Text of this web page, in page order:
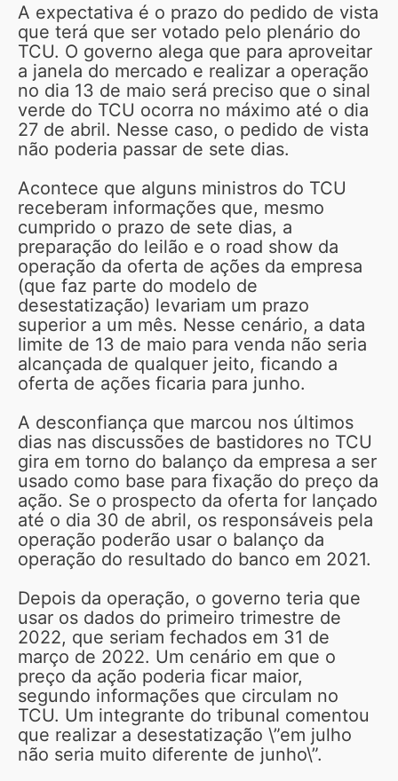
A expectativa é o prazo do pedido de vista
que terá que ser votado pelo plenário do
TCU. O governo alega que para aproveitar
a janela do mercado e realizar a operação
no dia 13 de maio será preciso que o sinal
verde do TCU ocorra no máximo até o dia
27 de abril. Nesse caso, o pedido de vista
não poderia passar de sete dias.
Acontece que alguns ministros do TCU
receberam informações que, mesmo
cumprido o prazo de sete dias, a
preparação do leilão e o road show da
operação da oferta de ações da empresa
(que faz parte do modelo de
desestatização) levariam um prazo
superior a um mês. Nesse cenário, a data
limite de 13 de maio para venda não seria
alcançada de qualquer jeito, ficando a
oferta de ações ficaria para junho.
A desconfiança que marcou nos últimos
dias nas discussões de bastidores no TCU
gira em torno do balanço da empresa a ser
usado como base para fixação do preço da
ação. Se o prospecto da oferta for lançado
até o dia 30 de abril, os responsáveis pela
operação poderão usar o balanço da
operação do resultado do banco em 2021.
Depois da operação, o governo teria que
usar os dados do primeiro trimestre de
2022, que seriam fechados em 31 de
março de 2022. Um cenário em que o
preço da ação poderia ficar maior,
segundo informações que circulam no
TCU. Um integrante do tribunal comentou
que realizar a desestatização \”em julho
não seria muito diferente de junho\”.